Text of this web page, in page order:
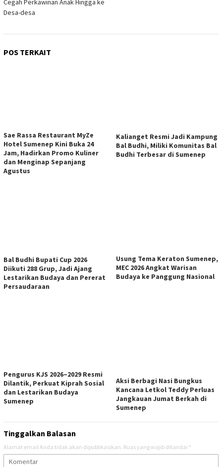
Cegah Perkawinan Anak Hingga ke
Desa-desa
POS TERKAIT
Sae Rassa Restaurant MyZe
Hotel Sumenep Kini Buka 24
Jam, Hadirkan Promo Kuliner
dan Menginap Sepanjang
Agustus
Kalianget Resmi Jadi Kampung
Bal Budhi, Miliki Komunitas Bal
Budhi Terbesar di Sumenep
Bal Budhi Bupati Cup 2026
Diikuti 288 Grup, Jadi Ajang
Lestarikan Budaya dan Pererat
Persaudaraan
Usung Tema Keraton Sumenep,
MEC 2026 Angkat Warisan
Budaya ke Panggung Nasional
Pengurus KJS 2026–2029 Resmi
Dilantik, Perkuat Kiprah Sosial
dan Lestarikan Budaya
Sumenep
Aksi Berbagi Nasi Bungkus
Kancana Letkol Teddy Perluas
Jangkauan Jumat Berkah di
Sumenep
Tinggalkan Balasan
Alamat email Anda tidak akan dipublikasikan. Ruas yang wajib ditandai *